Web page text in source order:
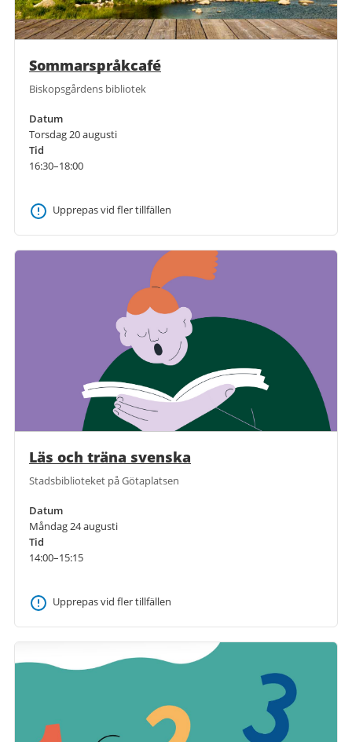
Sommarspråkcafé
Biskopsgårdens bibliotek
Datum
Torsdag 20 augusti
Tid
16:30–18:00
Upprepas vid fler tillfällen
Läs och träna svenska
Stadsbiblioteket på Götaplatsen
Datum
Måndag 24 augusti
Tid
14:00–15:15
Upprepas vid fler tillfällen